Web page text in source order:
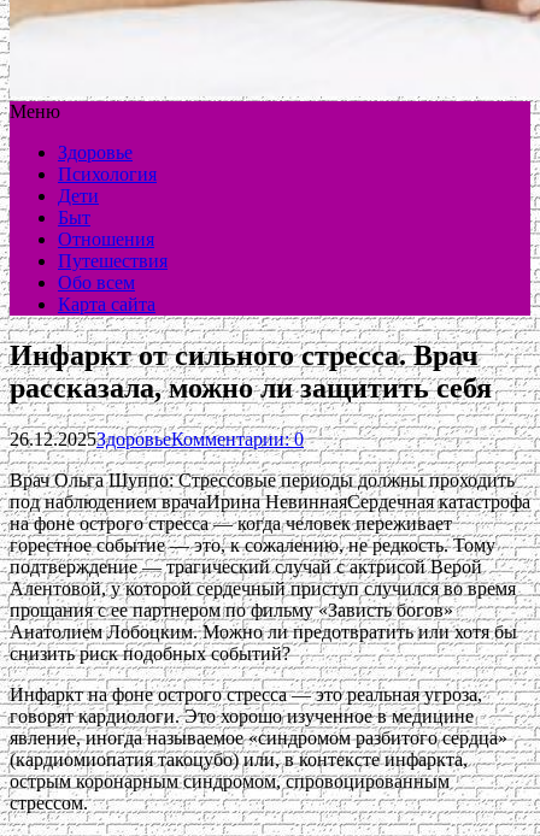
Меню
Здоровье
Психология
Дети
Быт
Отношения
Путешествия
Обо всем
Карта сайта
Инфаркт от сильного стресса. Врач
рассказала, можно ли защитить себя
26.12.2025ЗдоровьеКомментарии: 0
Врач Ольга Шуппо: Стрессовые периоды должны проходить
под наблюдением врачаИрина НевиннаяСердечная катастрофа
на фоне острого стресса — когда человек переживает
горестное событие — это, к сожалению, не редкость. Тому
подтверждение — трагический случай с актрисой Верой
Алентовой, у которой сердечный приступ случился во время
прощания с ее партнером по фильму «Зависть богов»
Анатолием Лобоцким. Можно ли предотвратить или хотя бы
снизить риск подобных событий?
Инфаркт на фоне острого стресса — это реальная угроза,
говорят кардиологи. Это хорошо изученное в медицине
явление, иногда называемое «синдромом разбитого сердца»
(кардиомиопатия такоцубо) или, в контексте инфаркта,
острым коронарным синдромом, спровоцированным
стрессом.